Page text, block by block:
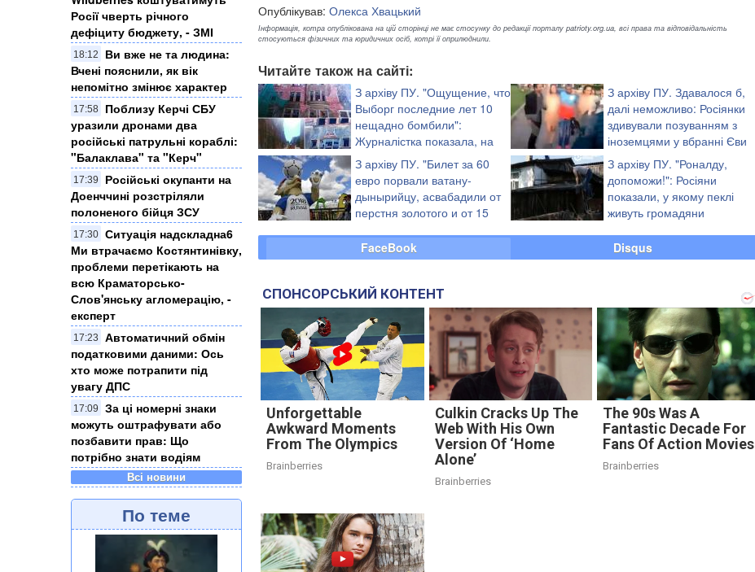
Росії чверть річного
дефіциту бюджету, - ЗМІ
18:12
Ви вже не та людина:
Вчені пояснили, як вік
непомітно змінює характер
17:58
Поблизу Керчі СБУ
уразили дронами два
російські патрульні кораблі:
"Балаклава" та "Керч"
17:39
Російські окупанти на
Доенччині розстріляли
полоненого бійця ЗСУ
17:30 Ситуація надскладна6
Ми втрачаємо Костянтинівку,
проблеми перетікають на
всю Краматорсько-
Слов'янську агломерацію, -
експерт
17:23
Автоматичний обмін
податковими даними: Ось
хто може потрапити під
увагу ДПС
17:09
За ці номерні знаки
можуть оштрафувати або
позбавити прав: Що
потрібно знати водіям
Всі новини
По теме
Опублікував: Олекса Хвацький
Інформація, котра опублікована на цій сторінці не має стосунку до редакції порталу patrioty.org.ua, всі права та відповідальність
стосуються фізичних та юридичних осіб, котрі її оприлюднили.
Читайте також на сайті:
З архіву ПУ. "Ощущение, что
Выборг последние лет 10
нещадно бомбили":
Журналістка показала, на
що Росія перетворила
фінське місто (фото)
З архіву ПУ. Здавалося б,
далі неможливо: Росіянки
здивували позуванням з
іноземцями у вбранні Єви
(відео 16+)
З архіву ПУ. "Билет за 60
евро порвали ватану-
дынырийцу, асвабадили от
перстня золотого и от 15
З архіву ПУ. "Роналду,
допоможи!": Росіяни
показали, у якому пеклі
живуть громадяни
FaceBook Disqus
СПОНСОРСЬКИЙ КОНТЕНТ
Unforgettable
Awkward Moments
From The Olympics
Brainberries
Culkin Cracks Up The
Web With His Own
Version Of ‘Home
Alone’
Brainberries
The 90s Was A
Fantastic Decade For
Fans Of Action Movies
Brainberries